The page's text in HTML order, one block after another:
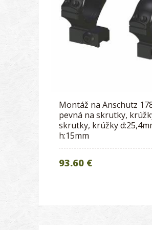
Montáž na Anschutz
pevná na skrutky,
skrutky, krúžky
h:15mm
93.60 €